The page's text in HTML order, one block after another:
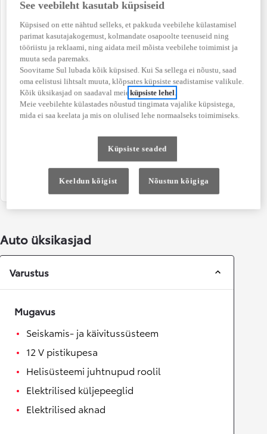
Manuaalne
Veoskeem
Esiveoline
Võimsus
103 kW (140 DIN hj)
Värv
White tavavärv
Numbrimärk
139JDZ
CO₂ heitkogus
(kombineeritud)
Kütusekulu
(kombineeritud)
9,2 l / 100 km
kindlustusjuhtumis
Auto üksikasjad
Varustus
Mugavus
Seiskamis- ja käivitussüsteem
12 V pistikupesa
Helisüsteemi juhtnupud roolil
Elektrilised küljepeeglid
Elektrilised aknad
See veebileht kasutab küpsiseid
Küpsised on ette nähtud selleks, et pakkuda veebilehe külastamisel
parimat kasutajakogemust, kolmandate osapoolte teenuseid ning
tööriistu ja reklaami, ning aidata meil mõista veebilehe toimimist ja
muuta seda paremaks.
Soovitame Sul lubada kõik küpsised. Kui Sa sellega ei nõustu, saad
oma eelistusi lihtsalt muuta, klõpsates küpsiste seadistamise valikule.
Kõik üksikasjad on saadaval meieküpsiste lehel
Meie veebilehte külastades nõustud tingimata vajalike küpsistega,
mida ei saa keelata ja mis on olulised lehe normaalseks toimimiseks.
Küpsiste seaded
Keeldun kõigist Nõustun kõigiga